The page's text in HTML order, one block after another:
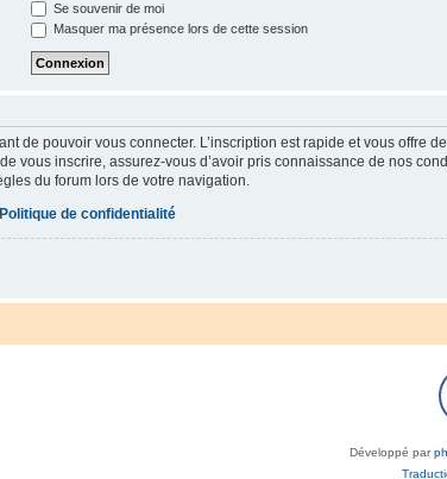
Se souvenir de moi
Masquer ma présence lors de cette session
de pouvoir vous connecter. L’inscription est rapide et vous
vous inscrire, assurez-vous d’avoir pris connaissance de nos
du forum lors de votre navigation.
Politique de confidentialité
Développé par